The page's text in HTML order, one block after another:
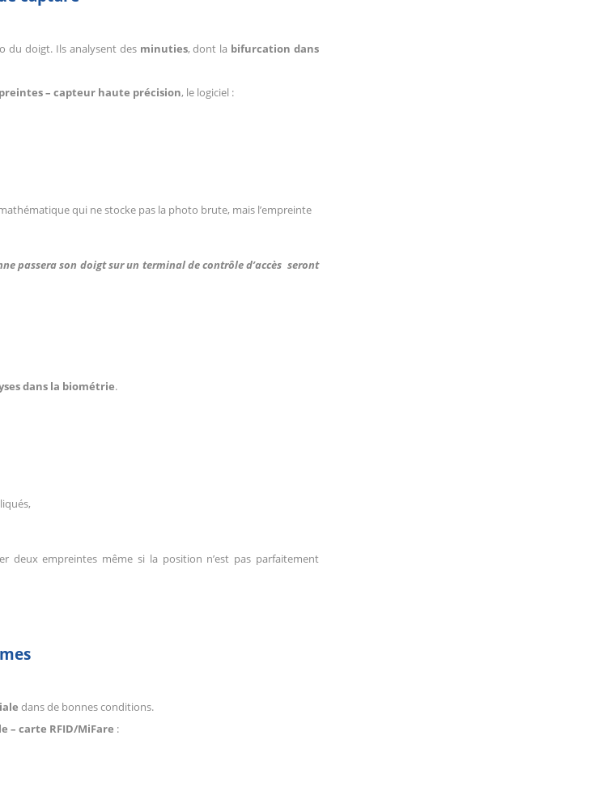
du doigt. Ils analysent des minuties, dont la bifurcation dans
– capteur haute précision, le logiciel :
qui ne stocke pas la photo brute, mais l’empreinte
passera son doigt sur un terminal de contrôle d’accès seront
dans la biométrie.
deux empreintes même si la position n’est pas parfaitement
dans de bonnes conditions.
– carte RFID/MiFare :